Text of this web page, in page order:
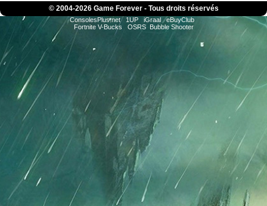
© 2004-2026 Game Forever - Tous droits réservés
ConsolesPlus.net 1UP iGraal
eBuyClub
Fortnite V-Bucks
OSRS Bubble Shooter